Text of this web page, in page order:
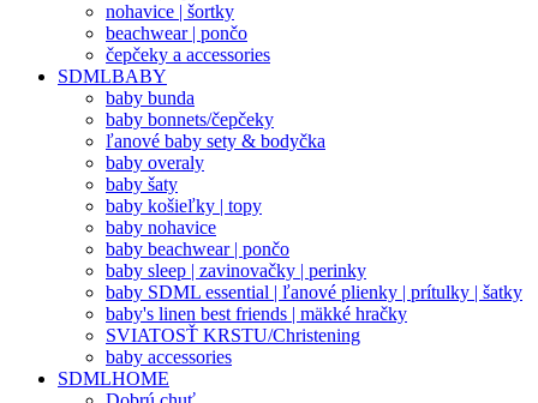
nohavice | šortky
beachwear | pončo
čepčeky a accessories
SDMLBABY
baby bunda
baby bonnets/čepčeky
ľanové baby sety & bodyčka
baby overaly
baby šaty
baby košieľky | topy
baby nohavice
baby beachwear | pončo
baby sleep | zavinovačky | perinky
baby SDML essential | ľanové plienky | prítulky | šatky
baby's linen best friends | mäkké hračky
SVIATOSŤ KRSTU/Christening
baby accessories
SDMLHOME